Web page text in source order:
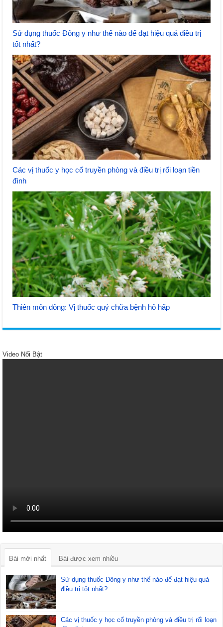
Sử dụng thuốc Đông y như thế nào để đạt hiệu quả điều trị
tốt nhất?
Các vị thuốc y học cổ truyền phòng và điều trị rối loạn tiền
đình
Thiên môn đông: Vị thuốc quý chữa bệnh hô hấp
Video Nổi Bật
Bài mới nhất Bài được xem nhiều
Sử dụng thuốc Đông y như thế nào để đạt hiệu quả
điều trị tốt nhất?
Các vị thuốc y học cổ truyền phòng và điều trị rối loạn